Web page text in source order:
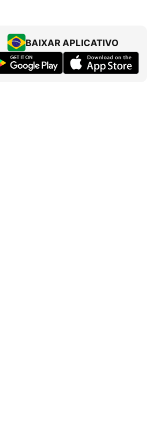
BAIXAR APLICATIVO